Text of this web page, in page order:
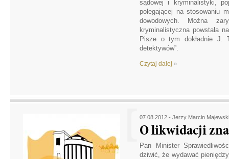
sądowej i kryminalistyki,
polegającej na stosowaniu
dowodowych. Można
kryminalistyczna powstała
Pisze o tym dokładnie J.
detektywów”.
Czytaj dalej »
07.08.2012 - Jerzy Marcin Majewski
O likwidacji
Pan Minister
dziwić, że wydawać